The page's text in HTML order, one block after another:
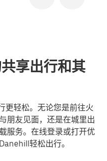
享出行和其
更轻松。无论您是前往火
朋友见面，还是在城里出
服务。在线登录或打开优
轻松出行。